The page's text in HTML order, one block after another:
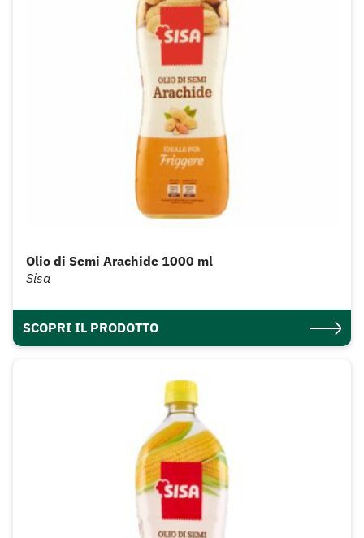
Olio di Semi Arachide 1000 ml
Sisa
SCOPRI IL PRODOTTO